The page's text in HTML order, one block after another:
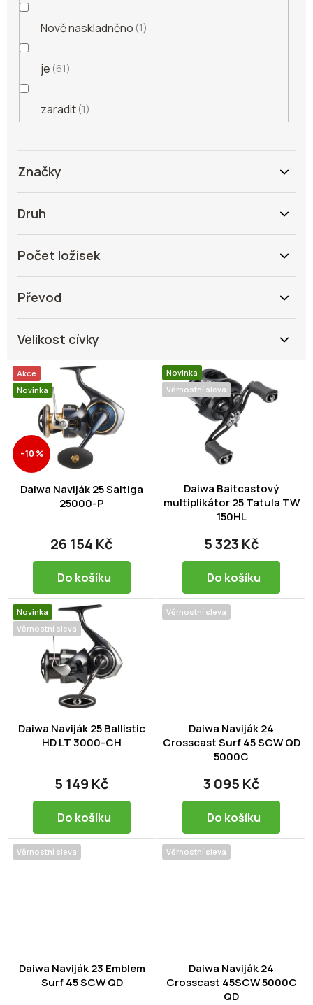
Nově naskladněno 1
je 61
zaradit 1
Značky
Druh
Počet ložisek
Převod
Velikost cívky
V
ý
p
p
Akce
Novinka
–10 %
Daiwa Naviják 25 Saltiga
25000-P
26 154 Kč
Do košíku
Novinka
Věrnostní sleva
Daiwa Baitcastový
multiplikátor 25 Tatula TW
150HL
5 323 Kč
Do košíku
Novinka
Věrnostní sleva
Daiwa Naviják 25 Ballistic
HD LT 3000-CH
5 149 Kč
Do košíku
Věrnostní sleva
Daiwa Naviják 24
Crosscast Surf 45 SCW QD
5000C
3 095 Kč
Do košíku
Věrnostní sleva
Daiwa Naviják 23 Emblem
Surf 45 SCW QD
Věrnostní sleva
Daiwa Naviják 24
Crosscast 45SCW 5000C
QD